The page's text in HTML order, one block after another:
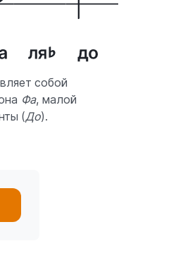
собой
Фа, малой
(До).